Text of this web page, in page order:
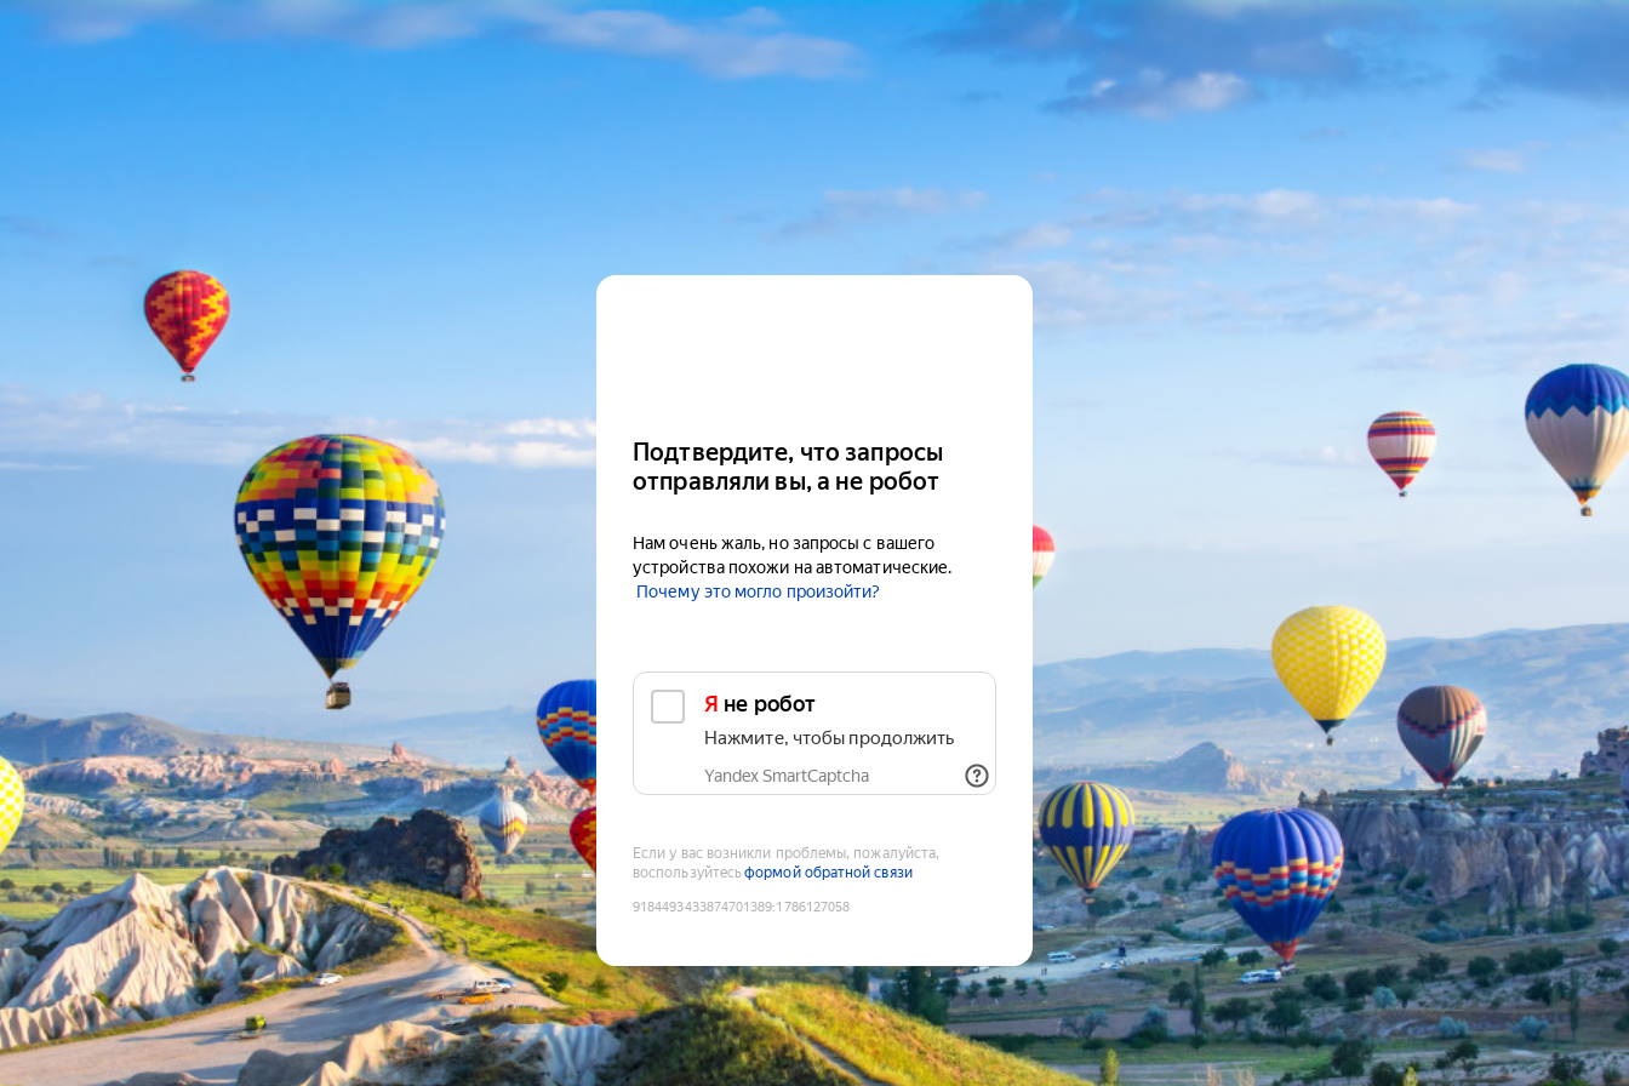
Подтвердите, что запросы
отправляли вы, а не робот
Нам очень жаль, но запросы с вашего
устройства похожи на автоматические.
Почему это могло произойти?
Я не робот
Нажмите, чтобы продолжить
Yandex SmartCaptcha
Если у вас возникли проблемы, пожалуйста,
воспользуйтесьформой обратной связи
9184493433874701389:1786127058